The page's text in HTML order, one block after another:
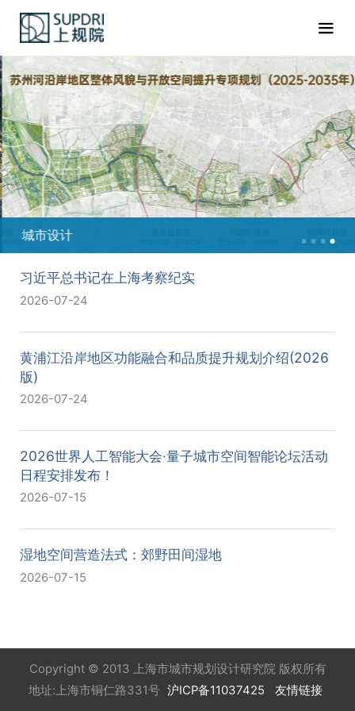
城市设计
习近平总书记在上海考察纪实
2026-07-24
黄浦江沿岸地区功能融合和品质提升规划介绍(2026
版)
2026-07-24
2026世界人工智能大会·量子城市空间智能论坛活动
日程安排发布！
2026-07-15
湿地空间营造法式：郊野田间湿地
2026-07-15
Copyright © 2013 上海市城市规划设计研究院 版权所有
地址:上海市铜仁路331号 沪ICP备11037425 友情链接